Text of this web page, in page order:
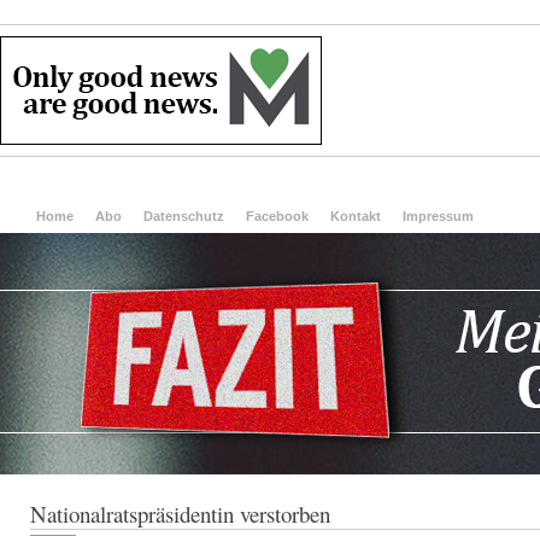
Home Abo Datenschutz Facebook Kontakt Impressum
Nationalratspräsidentin verstorben